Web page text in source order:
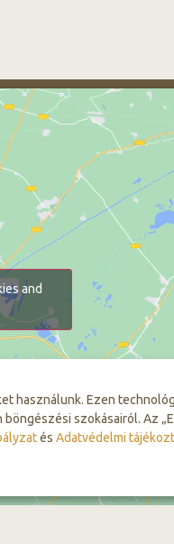
használunk. Ezen
szokásairól. Az
és Adatvédelmi
and